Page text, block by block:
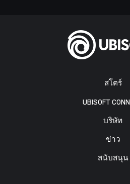
สโตร์
UBISOFT
บริษัท
ข่าว
สนับสนุน